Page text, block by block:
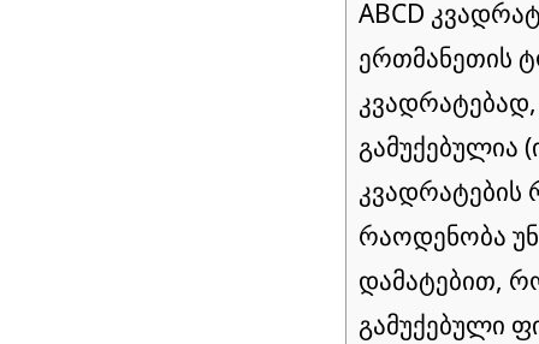
ABCD
ერთმანეთის
გამუქებულია
კვადრატების
რაოდენობა
დამატებით,
გამუქებული